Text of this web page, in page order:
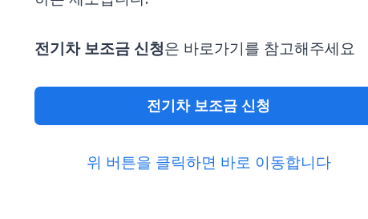
전기차 보조금신청은 바로가기를 참고해주세요
전기차 보조금 신청
위 버튼을 클릭하면 바로 이동합니다